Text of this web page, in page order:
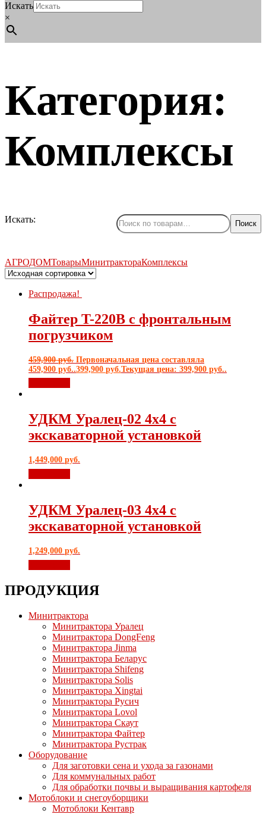
Искать
×
Категория:
Комплексы
Искать: Поиск
АГРОДОМТоварыМинитрактораКомплексы
Распродажа!
Файтер T-220B с фронтальным
погрузчиком
459,900руб. Первоначальная цена составляла
459,900 руб..399,900 руб.Текущая цена: 399,900 руб..
УДКМ Уралец-02 4х4 с
экскаваторной установкой
1,449,000 руб.
УДКМ Уралец-03 4х4 с
экскаваторной установкой
1,249,000 руб.
ПРОДУКЦИЯ
Минитрактора
Минитрактора Уралец
Минитрактора DongFeng
Минитрактора Jinma
Минитрактора Беларус
Минитрактора Shifeng
Минитрактора Solis
Минитрактора Xingtai
Минитрактора Русич
Минитрактора Lovol
Минитрактора Скаут
Минитрактора Файтер
Минитрактора Рустрак
Оборудование
Для заготовки сена и ухода за газонами
Для коммунальных работ
Для обработки почвы и выращивания картофеля
Мотоблоки и снегоуборщики
Мотоблоки Кентавр